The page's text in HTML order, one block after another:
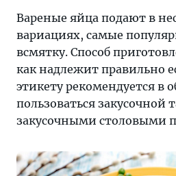
или
в
модном
кафе
лондонского
Сохо
Вареные яйца подают в
вариациях, самые
всмятку. Способ
как надлежит правильно
этикету рекомендуется в
пользоваться закусочной
закусочными столовыми